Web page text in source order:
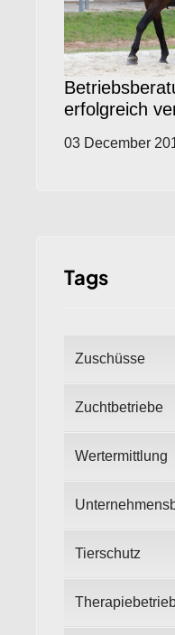
erfolgreich
03 December
Tags
Zuschüsse
Zuchtbetriebe
Wertermittlung
Tierschutz